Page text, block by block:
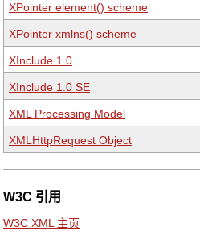
XPointer element() scheme
XPointer xmlns() scheme
XInclude 1.0
XInclude 1.0 SE
XML Processing Model
XMLHttpRequest Object
W3C 引用
W3C XML 主页